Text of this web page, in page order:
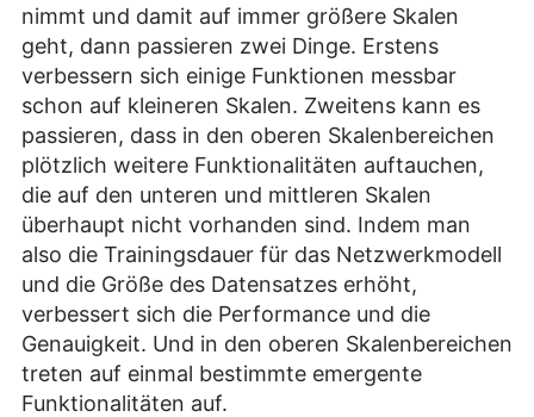
nimmt und damit auf immer größere Skalen
geht, dann passieren zwei Dinge. Erstens
verbessern sich einige Funktionen messbar
schon auf kleineren Skalen. Zweitens kann es
passieren, dass in den oberen Skalenbereichen
plötzlich weitere Funktionalitäten auftauchen,
die auf den unteren und mittleren Skalen
überhaupt nicht vorhanden sind. Indem man
also die Trainingsdauer für das Netzwerkmodell
und die Größe des Datensatzes erhöht,
verbessert sich die Performance und die
Genauigkeit. Und in den oberen Skalenbereichen
treten auf einmal bestimmte emergente
Funktionalitäten auf.